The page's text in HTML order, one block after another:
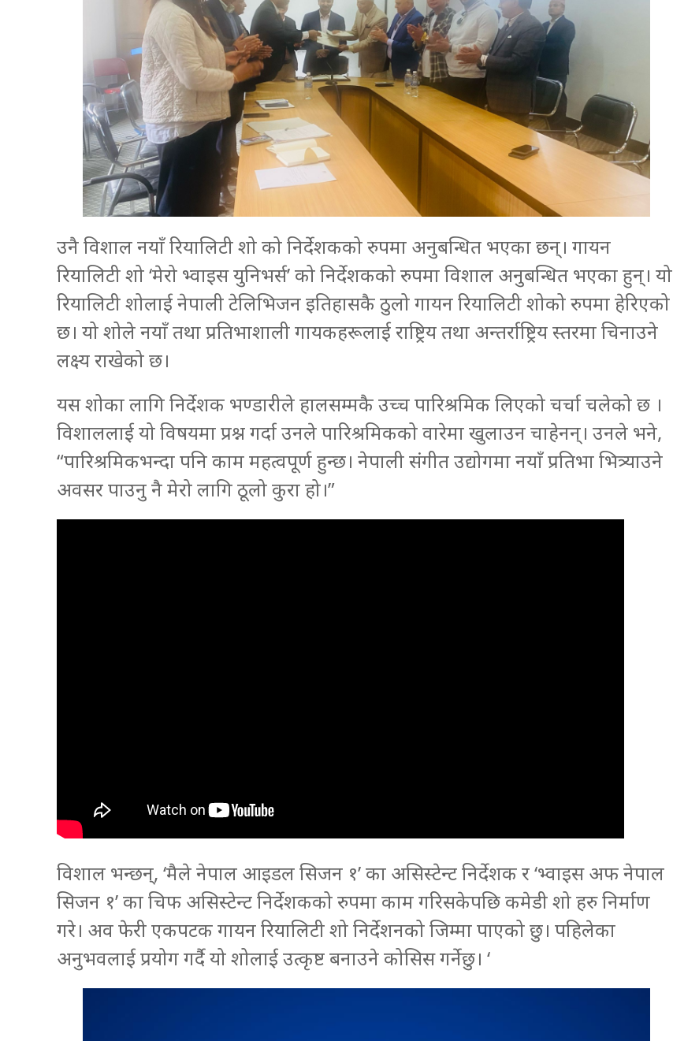
उनै विशाल नयाँ रियालिटी शो को निर्देशकको रुपमा अनुबन्धित भएका छन्। गायन
रियालिटी शो ‘मेरो भ्वाइस युनिभर्स’ को निर्देशकको रुपमा विशाल अनुबन्धित भएका हुन्। यो
रियालिटी शोलाई नेपाली टेलिभिजन इतिहासकै ठुलो गायन रियालिटी शोको रुपमा हेरिएको
छ। यो शोले नयाँ तथा प्रतिभाशाली गायकहरूलाई राष्ट्रिय तथा अन्तर्राष्ट्रिय स्तरमा चिनाउने
लक्ष्य राखेको छ।
यस शोका लागि निर्देशक भण्डारीले हालसम्मकै उच्च पारिश्रमिक लिएको चर्चा चलेको छ ।
विशाललाई यो विषयमा प्रश्न गर्दा उनले पारिश्रमिकको वारेमा खुलाउन चाहेनन्। उनले भने,
“पारिश्रमिकभन्दा पनि काम महत्वपूर्ण हुन्छ। नेपाली संगीत उद्योगमा नयाँ प्रतिभा भित्र्याउने
अवसर पाउनु नै मेरो लागि ठूलो कुरा हो।”
विशाल भन्छन्, ‘मैले नेपाल आइडल सिजन १’ का असिस्टेन्ट निर्देशक र ‘भ्वाइस अफ नेपाल
सिजन १’ का चिफ असिस्टेन्ट निर्देशकको रुपमा काम गरिसकेपछि कमेडी शो हरु निर्माण
गरे। अव फेरी एकपटक गायन रियालिटी शो निर्देशनको जिम्मा पाएको छु। पहिलेका
अनुभवलाई प्रयोग गर्दै यो शोलाई उत्कृष्ट बनाउने कोसिस गर्नेछु। ‘